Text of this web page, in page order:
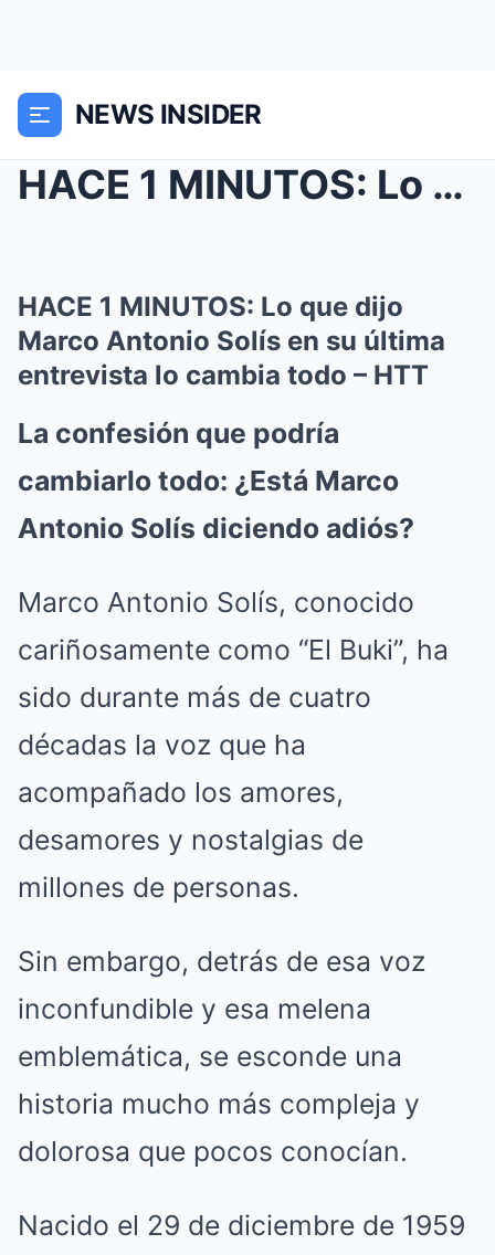
NEWS INSIDER
HACE 1 MINUTOS: Lo que dijo Marco Antonio Solís en...
HACE 1 MINUTOS: Lo que dijo
Marco Antonio Solís en su última
entrevista lo cambia todo – HTT
La confesión que podría
cambiarlo todo: ¿Está Marco
Antonio Solís diciendo adiós?
Marco Antonio Solís, conocido
cariñosamente como “El Buki”, ha
sido durante más de cuatro
décadas la voz que ha
acompañado los amores,
desamores y nostalgias de
millones de personas.
Sin embargo, detrás de esa voz
inconfundible y esa melena
emblemática, se esconde una
historia mucho más compleja y
dolorosa que pocos conocían.
Nacido el 29 de diciembre de 1959